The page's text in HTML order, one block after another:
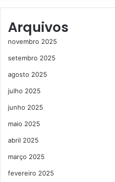
Arquivos
novembro 2025
setembro 2025
agosto 2025
julho 2025
junho 2025
maio 2025
abril 2025
março 2025
fevereiro 2025